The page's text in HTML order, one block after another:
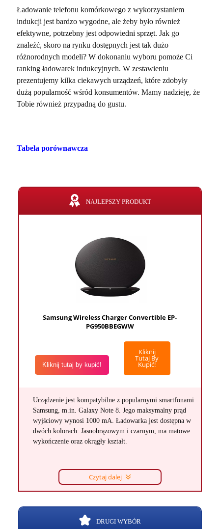
Ładowanie telefonu komórkowego z wykorzystaniem
indukcji jest bardzo wygodne, ale żeby było również
efektywne, potrzebny jest odpowiedni sprzęt. Jak go
znaleźć, skoro na rynku dostępnych jest tak dużo
różnorodnych modeli? W dokonaniu wyboru pomoże Ci
ranking ładowarek indukcyjnych. W zestawieniu
prezentujemy kilka ciekawych urządzeń, które zdobyły
dużą popularność wśród konsumentów. Mamy nadzieję, że
Tobie również przypadną do gustu.
Tabela porównawcza
NAJLEPSZY PRODUKT
Samsung Wireless Charger Convertible EP-
PG950BBEGWW
Kliknij tutaj by kupić!
Kliknij
Tutaj By
Kupić!
Urządzenie jest kompatybilne z popularnymi smartfonami
Samsung, m.in. Galaxy Note 8. Jego maksymalny prąd
wyjściowy wynosi 1000 mA. Ładowarka jest dostępna w
dwóch kolorach: Jasnobrązowym i czarnym, ma matowe
wykończenie oraz okrągły kształt.
Czytaj dalej
DRUGI WYBÓR